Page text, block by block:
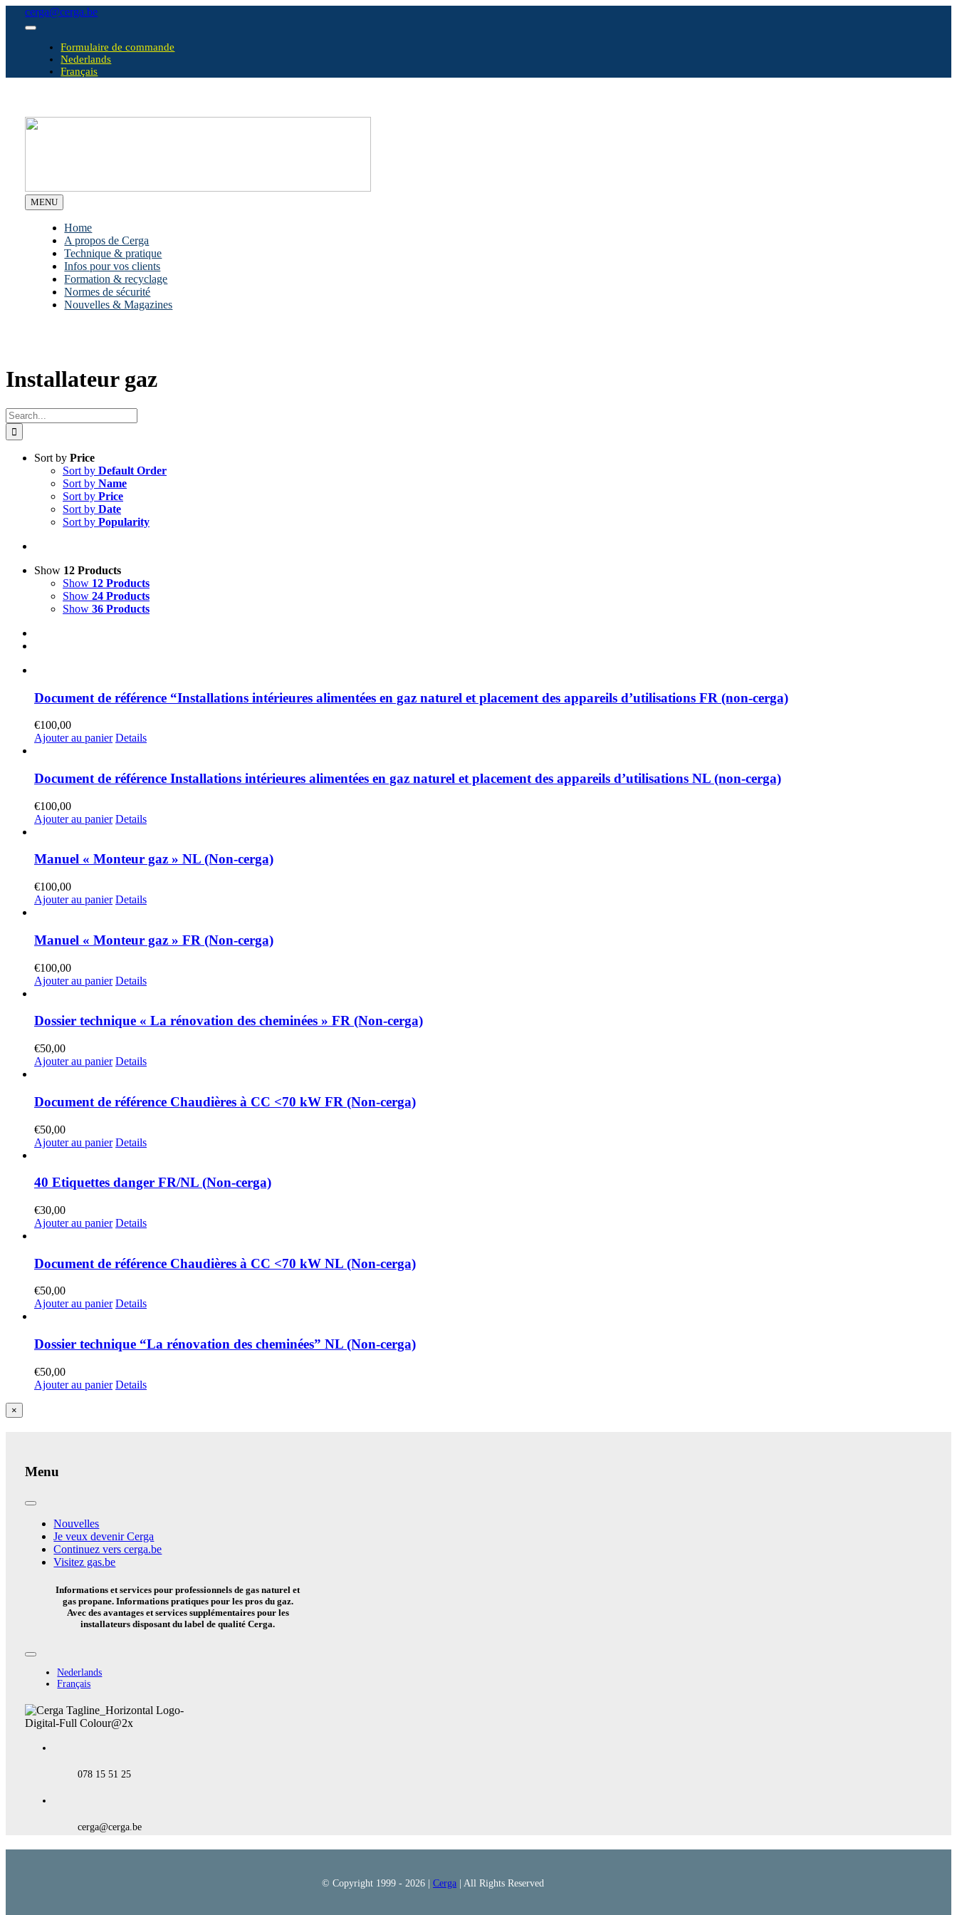
Skipcerga@cerga.be
Toggle
NavigationFormulaire de commande
Nederlands
Français
MENU
Home
A propos de Cerga
Technique & pratique
Infos pour vos clients
Formation & recyclage
Normes de sécurité
Nouvelles & Magazines
Installateur gaz
Search
for:
Sort by Price
Sort by Default Order
Sort by Name
Sort by Price
Sort by Date
Sort by Popularity
Show 12 Products
Show 12 Products
Show 24 Products
Show 36 Products
Document de référence “Installations intérieures alimentées en gaz naturel et placement des appareils d’utilisations FR (non-cerga)
€100,00
Ajouter au panier Details
Document de référence Installations intérieures alimentées en gaz naturel et placement des appareils d’utilisations NL (non-cerga)
€100,00
Ajouter au panier Details
Manuel « Monteur gaz » NL (Non-cerga)
€100,00
Ajouter au panier Details
Manuel « Monteur gaz » FR (Non-cerga)
€100,00
Ajouter au panier Details
Dossier technique « La rénovation des cheminées » FR (Non-cerga)
€50,00
Ajouter au panier Details
Document de référence Chaudières à CC <70 kW FR (Non-cerga)
€50,00
Ajouter au panier Details
40 Etiquettes danger FR/NL (Non-cerga)
€30,00
Ajouter au panier Details
Document de référence Chaudières à CC <70 kW NL (Non-cerga)
€50,00
Ajouter au panier Details
Dossier technique “La rénovation des cheminées” NL (Non-cerga)
€50,00
Ajouter au panier Details
Close
product
×
Menu
Toggle
NavigationNouvelles
Je veux devenir Cerga
Continuez vers cerga.be
Visitez gas.be
Informations et services pour professionnels de gas naturel et
gas propane. Informations pratiques pour les pros du gaz.
Avec des avantages et services supplémentaires pour les
installateurs disposant du label de qualité Cerga.
Toggle
NavigationNederlands
Français
078 15 51 25
cerga@cerga.be
© Copyright 1999 - 2026 | Cerga | All Rights Reserved